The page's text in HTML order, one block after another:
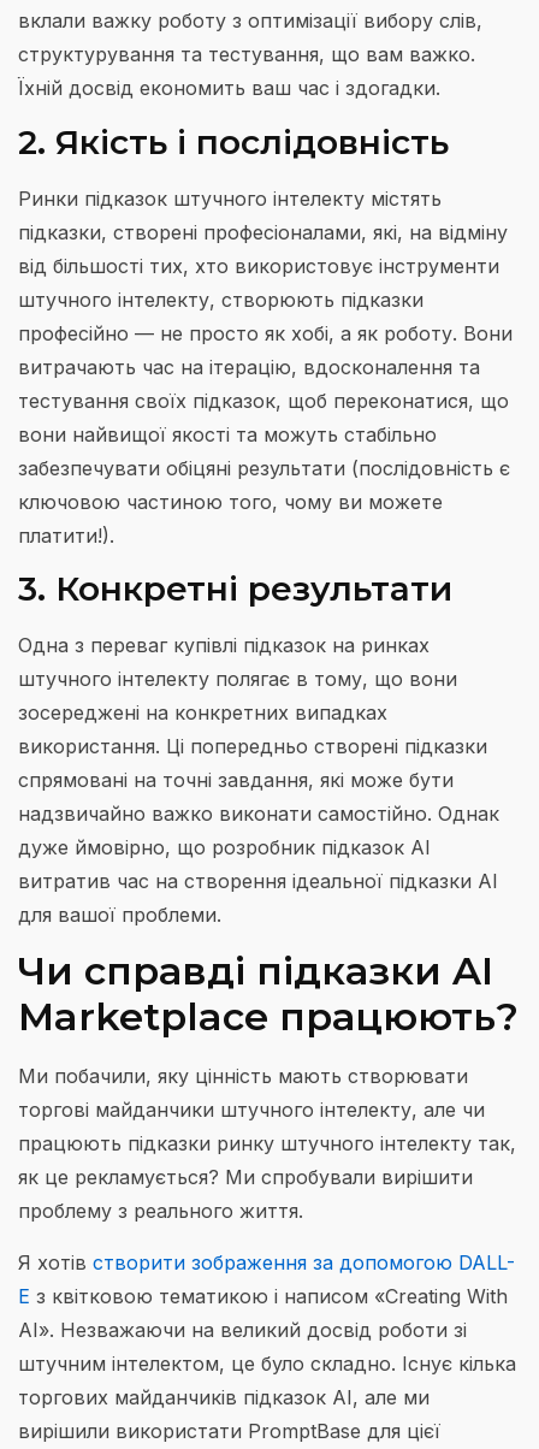
вклали важку роботу з оптимізації вибору слів,
структурування та тестування, що вам важко.
Їхній досвід економить ваш час і здогадки.
2. Якість і послідовність
Ринки підказок штучного інтелекту містять
підказки, створені професіоналами, які, на відміну
від більшості тих, хто використовує інструменти
штучного інтелекту, створюють підказки
професійно — не просто як хобі, а як роботу. Вони
витрачають час на ітерацію, вдосконалення та
тестування своїх підказок, щоб переконатися, що
вони найвищої якості та можуть стабільно
забезпечувати обіцяні результати (послідовність є
ключовою частиною того, чому ви можете
платити!).
3. Конкретні результати
Одна з переваг купівлі підказок на ринках
штучного інтелекту полягає в тому, що вони
зосереджені на конкретних випадках
використання. Ці попередньо створені підказки
спрямовані на точні завдання, які може бути
надзвичайно важко виконати самостійно. Однак
дуже ймовірно, що розробник підказок AI
витратив час на створення ідеальної підказки AI
для вашої проблеми.
Чи справді підказки AI
Marketplace працюють?
Ми побачили, яку цінність мають створювати
торгові майданчики штучного інтелекту, але чи
працюють підказки ринку штучного інтелекту так,
як це рекламується? Ми спробували вирішити
проблему з реального життя.
Я хотів створити зображення за допомогою DALL-
E з квітковою тематикою і написом «Creating With
AI». Незважаючи на великий досвід роботи зі
штучним інтелектом, це було складно. Існує кілька
торгових майданчиків підказок AI, але ми
вирішили використати PromptBase для цієї